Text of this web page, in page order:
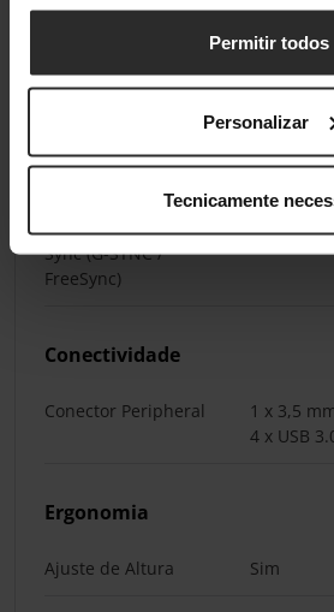
Permitir todos
Personalizar
Tecnicamente
Conectores do Monitor 1 x
Hub USB Sim
Normas/Especificações
Tecnologia Adaptive
Sync (G-SYNC /
FreeSync)
AMD
Conectividade
Conector Peripheral
1 x 3,5
4 x USB
Ergonomia
Ajuste de Altura Sim